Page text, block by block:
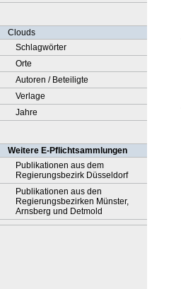
Clouds
Schlagwörter
Orte
Autoren / Beteiligte
Verlage
Jahre
Weitere E-Pflichtsammlungen
Publikationen aus dem
Regierungsbezirk Düsseldorf
Publikationen aus den
Regierungsbezirken Münster,
Arnsberg und Detmold